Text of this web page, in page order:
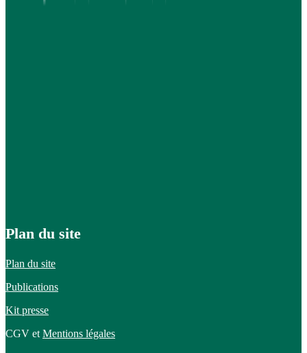
Plan du site
Plan du site
Publications
Kit presse
CGV et Mentions légales